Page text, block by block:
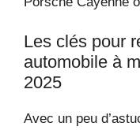
Les clés pour
automobile à
2025
Avec un peu